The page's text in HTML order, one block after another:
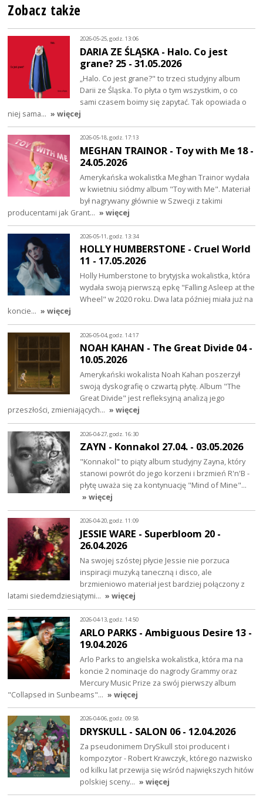
Zobacz także
2026-05-25, godz. 13:06
DARIA ZE ŚLĄSKA - Halo. Co jest
grane? 25 - 31.05.2026
„Halo. Co jest grane?" to trzeci studyjny album
Darii ze Śląska. To płyta o tym wszystkim, o co
sami czasem boimy się zapytać. Tak opowiada o
niej sama… » więcej
2026-05-18, godz. 17:13
MEGHAN TRAINOR - Toy with Me 18 -
24.05.2026
Amerykańska wokalistka Meghan Trainor wydała
w kwietniu siódmy album "Toy with Me". Materiał
był nagrywany głównie w Szwecji z takimi
producentami jak Grant… » więcej
2026-05-11, godz. 13:34
HOLLY HUMBERSTONE - Cruel World
11 - 17.05.2026
Holly Humberstone to brytyjska wokalistka, która
wydała swoją pierwszą epkę "Falling Asleep at the
Wheel" w 2020 roku. Dwa lata później miała już na
koncie… » więcej
2026-05-04, godz. 14:17
NOAH KAHAN - The Great Divide 04 -
10.05.2026
Amerykański wokalista Noah Kahan poszerzył
swoją dyskografię o czwartą płytę. Album "The
Great Divide" jest refleksyjną analizą jego
przeszłości, zmieniających… » więcej
2026-04-27, godz. 16:30
ZAYN - Konnakol 27.04. - 03.05.2026
"Konnakol" to piąty album studyjny Zayna, który
stanowi powrót do jego korzeni i brzmień R'n'B -
płytę uważa się za kontynuację "Mind of Mine"…
» więcej
2026-04-20, godz. 11:09
JESSIE WARE - Superbloom 20 -
26.04.2026
Na swojej szóstej płycie Jessie nie porzuca
inspiracji muzyką taneczną i disco, ale
brzmieniowo materiał jest bardziej połączony z
latami siedemdziesiątymi… » więcej
2026-04-13, godz. 14:50
ARLO PARKS - Ambiguous Desire 13 -
19.04.2026
Arlo Parks to angielska wokalistka, która ma na
koncie 2 nominacje do nagrody Grammy oraz
Mercury Music Prize za swój pierwszy album
"Collapsed in Sunbeams"… » więcej
2026-04-06, godz. 09:58
DRYSKULL - SALON 06 - 12.04.2026
Za pseudonimem DrySkull stoi producent i
kompozytor - Robert Krawczyk, którego nazwisko
od kilku lat przewija się wśród największych hitów
polskiej sceny… » więcej